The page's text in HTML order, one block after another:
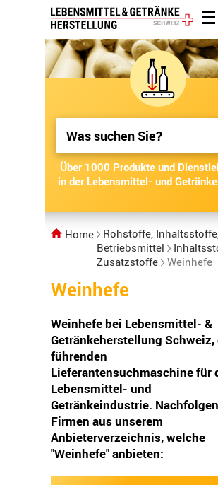
Über 1000 Produkte und
in der Lebensmittel- und
Über 1000 Produkte und
in der Lebensmittel- und
Home
Rohstoffe,
Betriebsmittel
Zusatzstoffe Weinhefe
Weinhefe
Weinhefe bei Lebensmittel- &
Getränkeherstellung Schweiz,
führenden
Lieferantensuchmaschine für
Lebensmittel- und
Getränkeindustrie.
Firmen aus unserem
Anbieterverzeichnis, welche
"Weinhefe" anbieten: